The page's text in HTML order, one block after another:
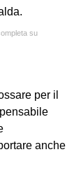
su
per il
anche